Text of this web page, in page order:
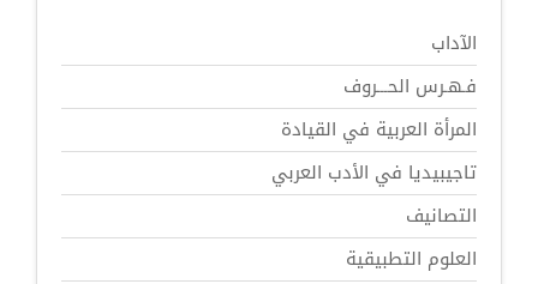
الآداب
فـهـرس الحـــروف
المرأة العربية في القيادة
تاجيبيديا في الأدب العربي
التصانيف
العلوم التطبيقية